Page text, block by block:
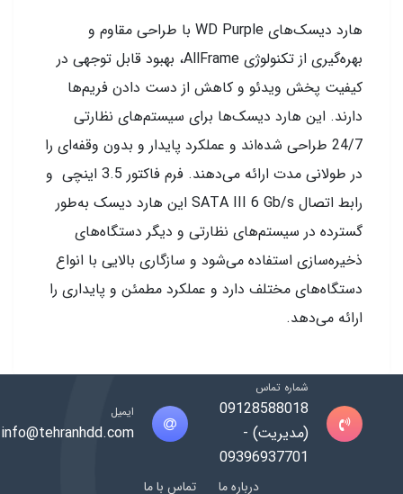
هارد دیسک‌های WD Purple با طراحی مقاوم و
بهره‌گیری از تکنولوژی AllFrame، بهبود قابل توجهی در
کیفیت پخش ویدئو و کاهش از دست دادن فریم‌ها
دارند. این هارد دیسک‌ها برای سیستم‌های نظارتی
24/7 طراحی شده‌اند و عملکرد پایدار و بدون وقفه‌ای را
در طولانی مدت ارائه می‌دهند. فرم فاکتور 3.5 اینچی و
رابط اتصال SATA III 6 Gb/s این هارد دیسک به‌طور
گسترده در سیستم‌های نظارتی و دیگر دستگاه‌های
ذخیره‌سازی استفاده می‌شود و سازگاری بالایی با انواع
دستگاه‌های مختلف دارد و عملکرد مطمئن و پایداری را
ارائه می‌دهد.
شماره تماس
09128588018
(مدیریت) -
09396937701
ایمیل
info@tehranhdd.com
درباره ما تماس با ما